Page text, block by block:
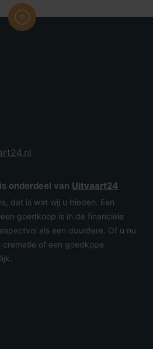
onderdeel van Uitvaart24
dat is wat wij u bieden. Een
goedkoop is in de financiële
als een duurdere. Of u nu
of een goedkope